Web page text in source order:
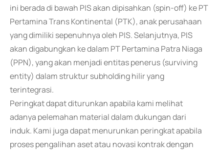
ini berada di bawah PIS akan dipisahkan (spin-off) ke PT
Pertamina Trans Kontinental (PTK), anak perusahaan
yang dimiliki sepenuhnya oleh PIS. Selanjutnya, PIS
akan digabungkan ke dalam PT Pertamina Patra Niaga
(PPN), yang akan menjadi entitas penerus (surviving
entity) dalam struktur subholding hilir yang
terintegrasi.
Peringkat dapat diturunkan apabila kami melihat
adanya pelemahan material dalam dukungan dari
induk. Kami juga dapat menurunkan peringkat apabila
proses pengalihan aset atau novasi kontrak dengan